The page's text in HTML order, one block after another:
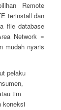
Remote
terinstall dan
file database
Network =
mudah nyaris
pelaku
tim
koneksi